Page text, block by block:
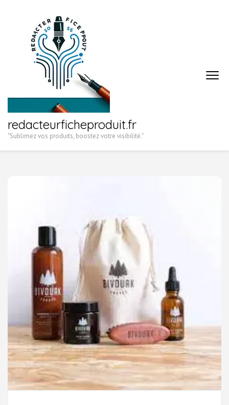
redacteurficheproduit.fr
"Sublimez vos produits, boostez votre visibilité."